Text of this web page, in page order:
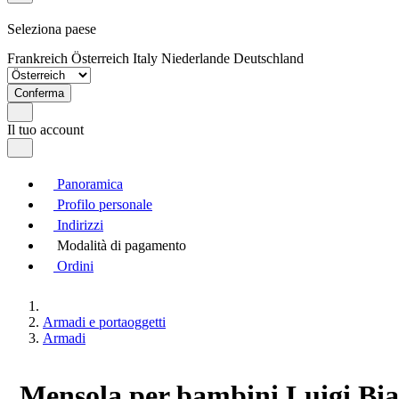
Seleziona paese
Frankreich Österreich Italy Niederlande Deutschland
Conferma
Il tuo account
Panoramica
Profilo personale
Indirizzi
Modalità di pagamento
Ordini
Armadi e portaoggetti
Armadi